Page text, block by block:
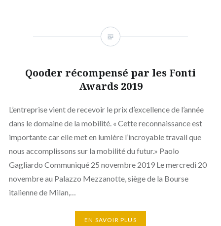
Qooder récompensé par les Fonti
Awards 2019
L’entreprise vient de recevoir le prix d’excellence de l’année
dans le domaine de la mobilité. « Cette reconnaissance est
importante car elle met en lumière l’incroyable travail que
nous accomplissons sur la mobilité du futur.» Paolo
Gagliardo Communiqué 25 novembre 2019 Le mercredi 20
novembre au Palazzo Mezzanotte, siège de la Bourse
italienne de Milan,…
EN SAVOIR PLUS